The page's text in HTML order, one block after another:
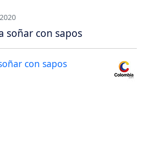
soñar con sapos